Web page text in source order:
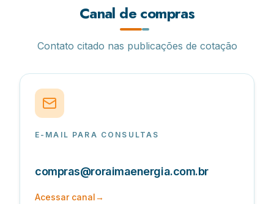
Canal de compras
Contato citado nas publicações de cotação
E-MAIL PARA CONSULTAS
compras@roraimaenergia.com.br
Acessar canal→